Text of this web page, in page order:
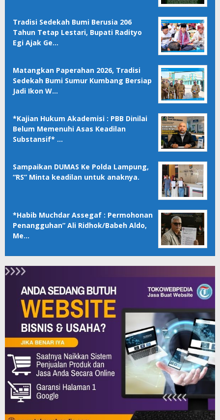
Tradisi Sedekah Bumi Berusia 206
Tahun Tetap Lestari, Bupati Radityo
Egi Ajak Ge…
Matangkan Paperahan 2026, Tradisi
Sedekah Bumi Sumur Kumbang Bersiap
Jadi Ikon W…
*Kajian Hukum Akademisi : PBB Dinilai
Belum Memenuhi Asas Keadilan
Substansif* …
Sampaikan DUMAS Ke Polda Lampung,
“RS” Minta keadilan untuk anaknya.
*Habib Muchdar Assegaf : Permohonan
Penangguhan” Ali Ridhok/Babeh Aldo,
Me…